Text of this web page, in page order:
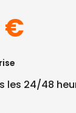
€
les 24/48